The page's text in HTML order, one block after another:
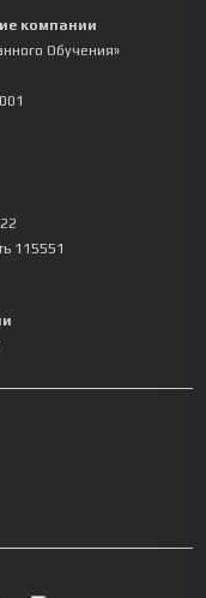
компании
Обучения»
115551